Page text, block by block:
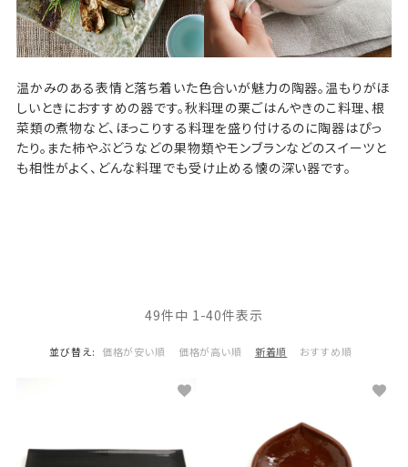
温かみのある表情と落ち着いた色合いが魅力の陶器。温もりがほ
しいときにおすすめの器です。秋料理の栗ごはんやきのこ料理、根
菜類の煮物など、ほっこりする料理を盛り付けるのに陶器はぴっ
たり。また柿やぶどうなどの果物類やモンブランなどのスイーツと
も相性がよく、どんな料理でも受け止める懐の深い器です。
並び替え 価格が安い順 価格が高い順 新着順 おすすめ順
49件中 1-40件表示